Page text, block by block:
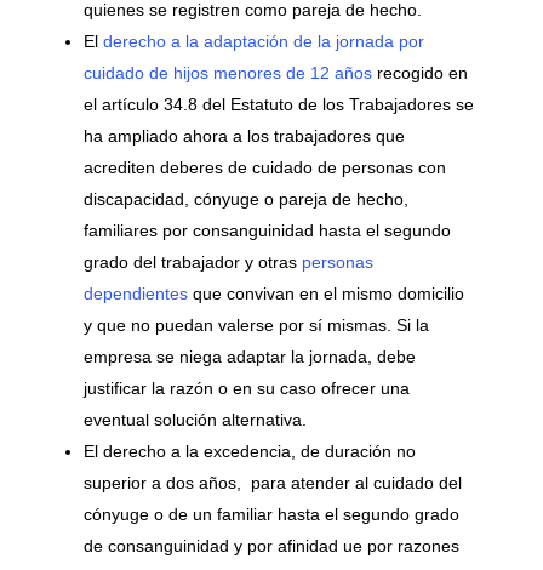
quienes se registren como pareja de hecho.
El derecho a la adaptación de la jornada por
cuidado de hijos menores de 12 añosrecogido en
el artículo 34.8 del Estatuto de los Trabajadores se
ha ampliado ahora a los trabajadores que
acrediten deberes de cuidado de personas con
discapacidad, cónyuge o pareja de hecho,
familiares por consanguinidad hasta el segundo
grado del trabajador y otras personas
dependientesque convivan en el mismo domicilio
y que no puedan valerse por sí mismas. Si la
empresa se niega adaptar la jornada, debe
justificar la razón o en su caso ofrecer una
eventual solución alternativa.
El derecho a la excedencia, de duración no
superior a dos años, para atender al cuidado del
cónyuge o de un familiar hasta el segundo grado
de consanguinidad y por afinidad ue por razones